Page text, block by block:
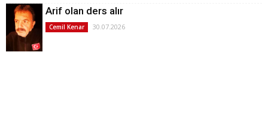
Arif olan ders alır
Cemil Kenar 30.07.2026